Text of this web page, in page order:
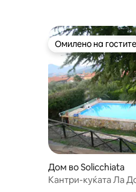
Омилено на гостите
Омилено на гостите
Дом во Solicchiata
Кантри-куќата Ла